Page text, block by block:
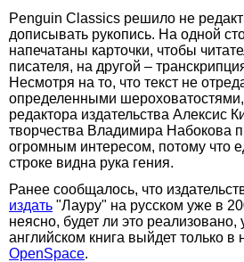
Penguin Classics решило не
дописывать рукопись. На одной
напечатаны карточки, чтобы
писателя, на другой –
Несмотря на то, что текст не
определенными
редактора издательства Алексис
творчества Владимира Набокова
огромным интересом, потому что
строке видна рука гения.
Ранее сообщалось, что
издать "Лауру" на русском уже в
неясно, будет ли это реализовано,
английском книга выйдет только в
OpenSpace.